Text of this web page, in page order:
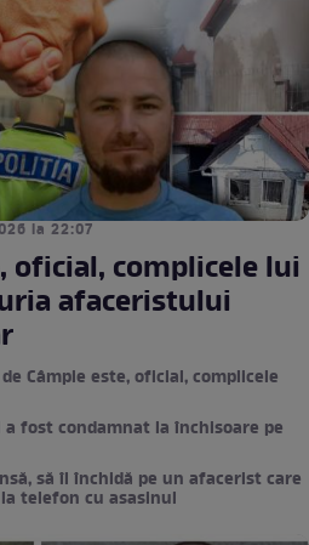
la 22:07
oficial, complicele lui
afaceristului
Câmpie este, oficial, complicele
a fost condamnat la închisoare pe
să îl închidă pe un afacerist care
telefon cu asasinul